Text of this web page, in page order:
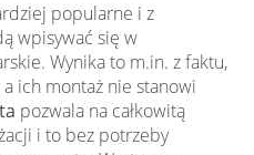
popularne i z
wpisywać się w
Wynika to m.in. z faktu,
ich montaż nie stanowi
pozwala na całkowitą
i to bez potrzeby